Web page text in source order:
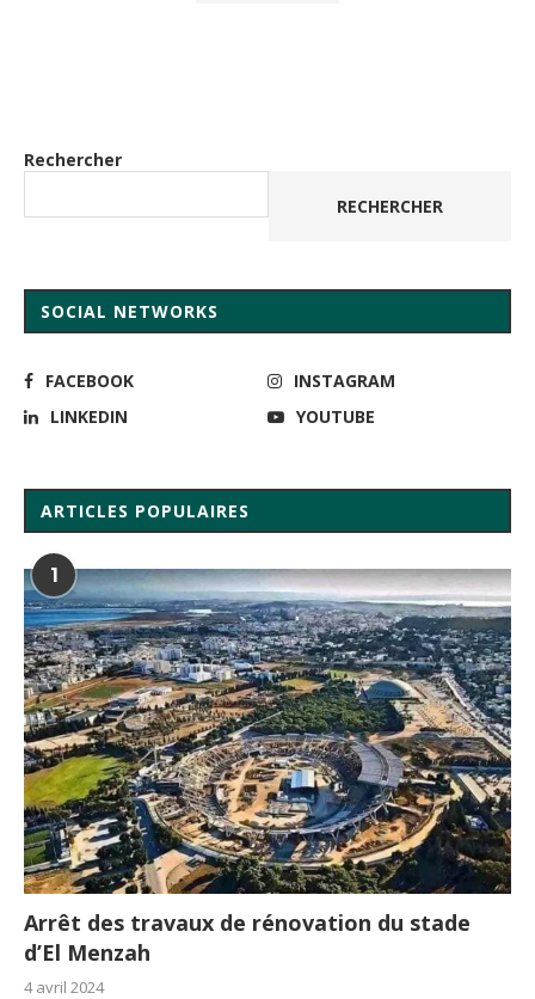
Rechercher
RECHERCHER
SOCIAL NETWORKS
FACEBOOK
INSTAGRAM
LINKEDIN
YOUTUBE
ARTICLES POPULAIRES
1
Arrêt des travaux de rénovation du stade
d’El Menzah
4 avril 2024